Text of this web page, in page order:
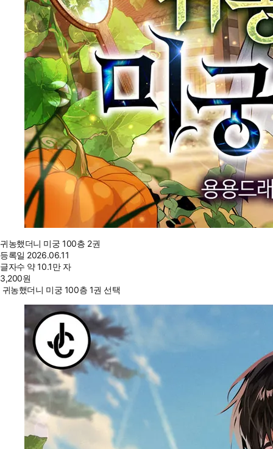
귀농했더니 미궁 100층 2권
등록일 2026.06.11
글자수 약 10.1만 자
3,200원
귀농했더니 미궁 100층 1권 선택